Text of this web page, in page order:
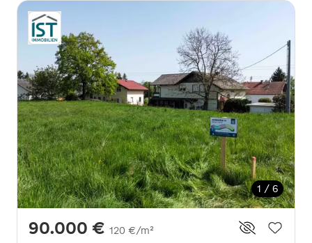
1 / 6
90.000 € 120 €/m²